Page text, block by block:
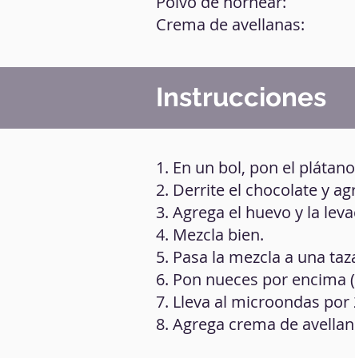
Crema de avellanas:
Instrucciones
1. En un bol, pon el
2. Derrite el chocolate y
3. Agrega el huevo y la
4. Mezcla bien.
5. Pasa la mezcla a una
6. Pon nueces por encima
7. Lleva al microondas
8. Agrega crema de